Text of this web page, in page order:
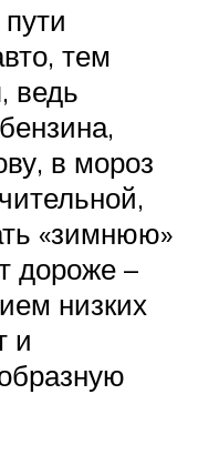
тем
ведь
в мороз
«зимнюю»
дороже –
низких
и